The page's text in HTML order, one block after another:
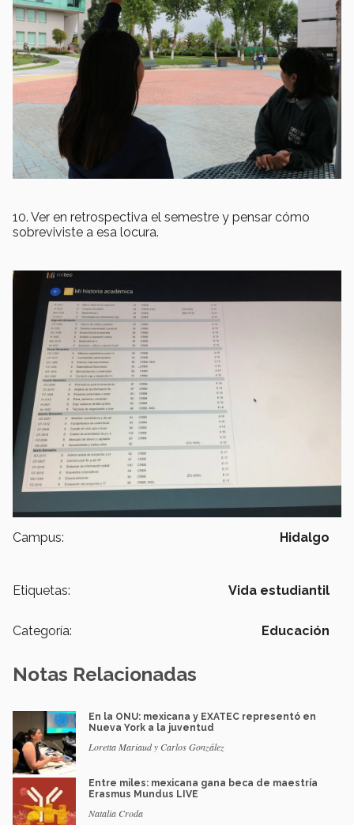
10. Ver en retrospectiva el semestre y pensar cómo
sobreviviste a esa locura.
Campus: Hidalgo
Etiquetas: Vida estudiantil
Categoría: Educación
Notas Relacionadas
En la ONU: mexicana y EXATEC representó en
Nueva York a la juventud
Loretta Mariaud y Carlos González
Entre miles: mexicana gana beca de maestría
Erasmus Mundus LIVE
Natalia Croda